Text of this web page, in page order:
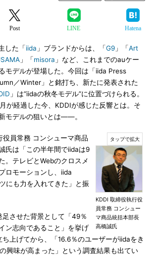
Post LINE Hatena
した「iida 」ブランドからは、「G9 」「Art
」「misora 」など、これまでのauケー
モデルが登場した。今回は「iida Press
／Winter」と銘打ち、新たに発表された
」は“iidaの秋冬モデル”に位置づけられる。
が経過した今、KDDIが感じた反響とは。そ
モデルの狙いとは――。
KDDI 取締役執行役
員常務 コンシュー
マ商品統括本部長
高橋誠氏
員常務 コンシューマ商品
氏は「この半年間でiidaは9
。テレビとWebのクロスメ
ロモーションし、iida
にも力を入れてきた」と振
させた背景として「49％
ン志向であること」を挙げ
上げてから、「16.6％のユーザーがiidaをき
興味が高まった」という調査結果も出てい